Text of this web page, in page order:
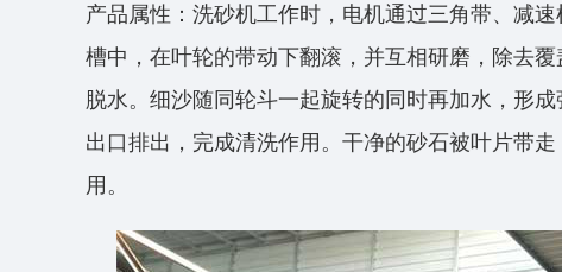
产品属性：洗砂机工作时，电机通过三角带、减
槽中，在叶轮的带动下翻滚，并互相研磨，除去
脱水。细沙随同轮斗一起旋转的同时再加水，形
出口排出，完成清洗作用。干净的砂石被叶片带
用。